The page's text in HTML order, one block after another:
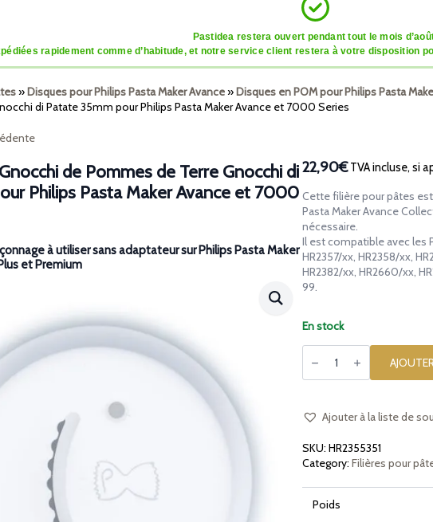
Pastidea restera ouvert pendant tout le mois
rapidement comme d’habitude, et notre service client restera à votre disposition
»Disques pour Philips Pasta Maker Avance»Disques en POM pour Philips Pasta
di Patate 35mm pour Philips Pasta Maker Avance et 7000 Series
de Pommes de Terre Gnocchi di
Philips Pasta Maker Avance et 7000
à utiliser sans adaptateur sur Philips Pasta Maker
et Premium
22,90€TVA incluse, si
Cette filière pour pâtes
Pasta Maker Avance
nécessaire.
Il est compatible avec les
HR2357/xx, HR2358/xx,
HR2382/xx, HR2660/xx,
99.
En stock
quantité
de
en
de
Pommes
Terre
Gnocchi
Patate
pour
Ajouter à la liste de
SKU: HR2355351
Category: Filières pour
Poids